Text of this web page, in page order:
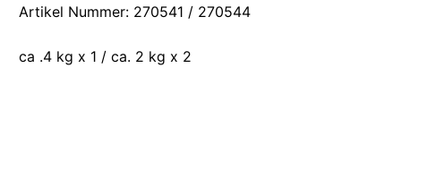
Artikel Nummer: 270541 / 270544
ca .4 kg x 1 / ca. 2 kg x 2